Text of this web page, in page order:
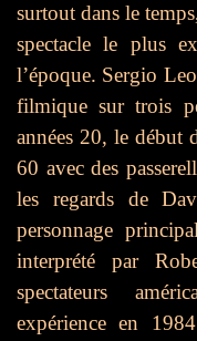
surtout dans le
spectacle le plus
l’époque. Sergio
filmique sur trois
années 20, le début
60 avec des
les regards de
personnage
interprété par
spectateurs
expérience en